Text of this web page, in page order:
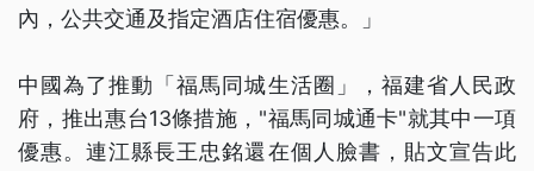
內，公共交通及指定酒店住宿優惠。」
中國為了推動「福馬同城生活圈」，福建省人民政
府，推出惠台13條措施，"福馬同城通卡"就其中一項
優惠。連江縣長王忠銘還在個人臉書，貼文宣告此